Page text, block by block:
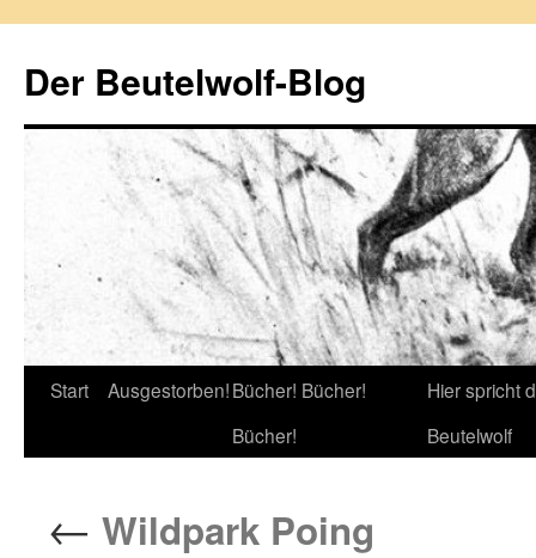
springen
Der Beutelwolf-Blog
Start Ausgestorben!Bücher! Bücher!
Bücher!
Hier spricht
Beutelwolf
← Wildpark Poing